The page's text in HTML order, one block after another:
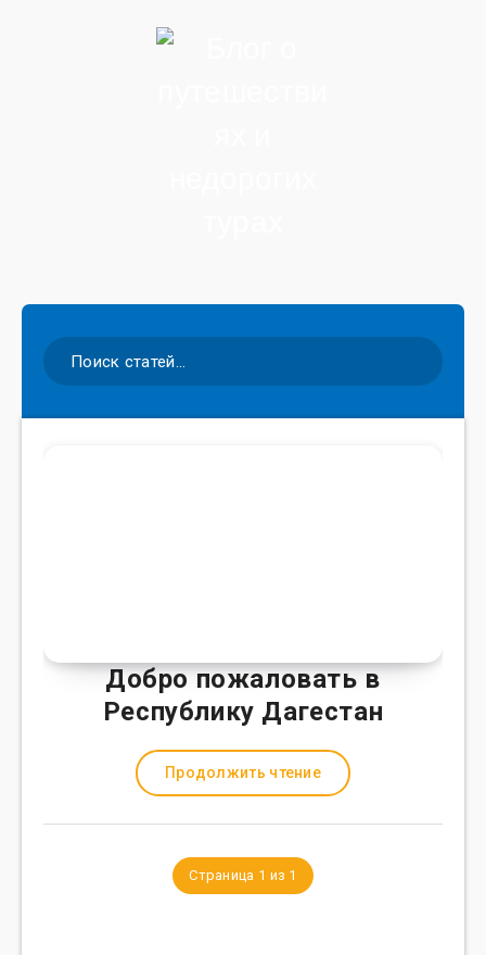
Добро пожаловать в
Республику Дагестан
Продолжить чтение
Страница 1 из 1